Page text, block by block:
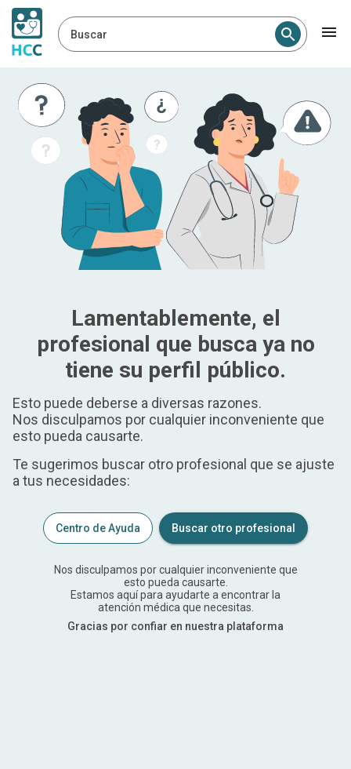
Buscar
Lamentablemente, el
profesional que busca ya no
tiene su perfil público.
Esto puede deberse a diversas razones.
Nos disculpamos por cualquier inconveniente que
esto pueda causarte.
Te sugerimos buscar otro profesional que se ajuste
a tus necesidades:
Centro de Ayuda Buscar otro profesional
Nos disculpamos por cualquier inconveniente que
esto pueda causarte.
Estamos aquí para ayudarte a encontrar la
atención médica que necesitas.
Gracias por confiar en nuestra plataforma